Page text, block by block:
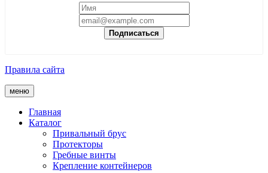
Подписаться
Правила сайта
меню
Главная
Каталог
Привальный брус
Протекторы
Гребные винты
Крепление контейнеров